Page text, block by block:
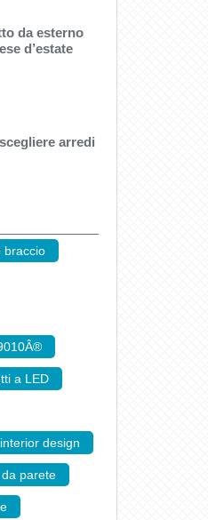
da esterno
d’estate
arredi
braccio
a LED
interior design
parete